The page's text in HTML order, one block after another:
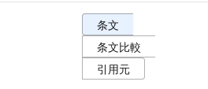
条文表示オプション（
条文
条文比較
引用元